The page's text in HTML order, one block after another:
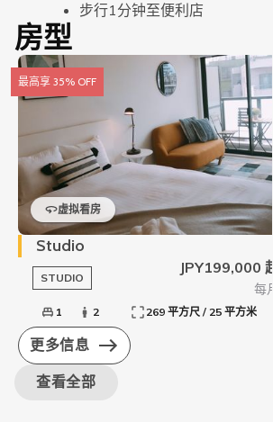
步行1分钟至便利店
房型
最高享 35% OFF
虚拟看房
Studio
STUDIO
JPY199,000 起
每月
1 2 269 平方尺 / 25 平方米
更多信息
查看全部